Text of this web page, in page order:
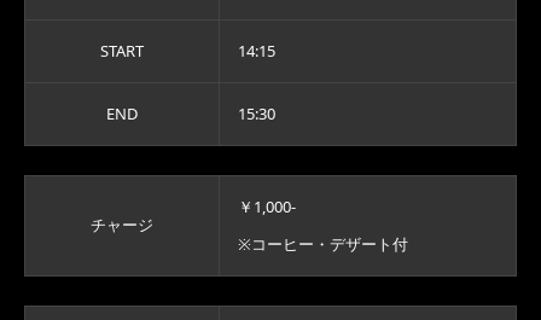
START 14:15
END 15:30
チャージ
￥1,000-
※コーヒー・デザート付